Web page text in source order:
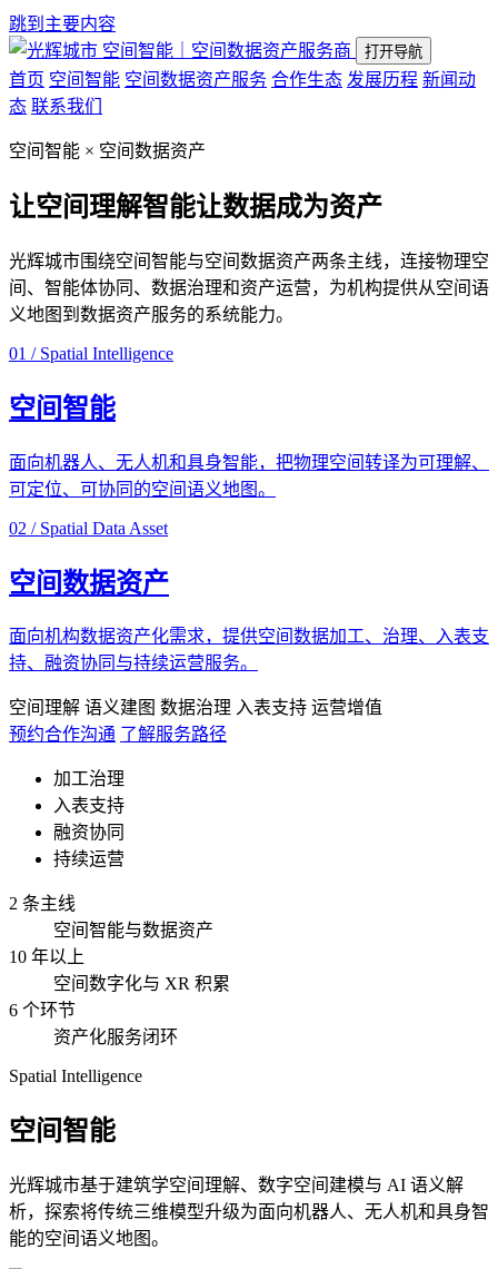
跳到主要内容
空间智能｜空间数据资产服务商
打开导航
首页 空间智能 空间数据资产服务 合作生态 发展历程 新闻动
态 联系我们
空间智能 × 空间数据资产
让空间理解智能让数据成为资产
光辉城市围绕空间智能与空间数据资产两条主线，连接物理空
间、智能体协同、数据治理和资产运营，为机构提供从空间语
义地图到数据资产服务的系统能力。
01 / Spatial Intelligence
空间智能
面向机器人、无人机和具身智能，把物理空间转译为可理解、
可定位、可协同的空间语义地图。
02 / Spatial Data Asset
空间数据资产
面向机构数据资产化需求，提供空间数据加工、治理、入表支
持、融资协同与持续运营服务。
空间理解 语义建图 数据治理 入表支持 运营增值
预约合作沟通 了解服务路径
加工治理
入表支持
融资协同
持续运营
2 条主线
空间智能与数据资产
10 年以上
空间数字化与 XR 积累
6 个环节
资产化服务闭环
Spatial Intelligence
空间智能
光辉城市基于建筑学空间理解、数字空间建模与 AI 语义解
析，探索将传统三维模型升级为面向机器人、无人机和具身智
能的空间语义地图。